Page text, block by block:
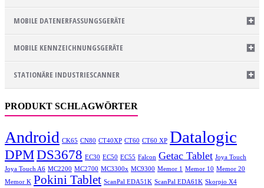
MOBILE DATENERFASSUNGSGERÄTE
MOBILE KENNZEICHNUNGSGERÄTE
STATIONÄRE INDUSTRIESCANNER
PRODUKT SCHLAGWÖRTER
Android CK65 CN80 CT40XP CT60 CT60 XP Datalogic
DPMDS3678 EC30 EC50 EC55 Falcon Getac Tablet Joya Touch
Joya Touch A6 MC2200 MC2700 MC3300x MC9300 Memor 1 Memor 10 Memor 20
Memor K Pokini Tablet ScanPal EDA51K ScanPal EDA61K Skorpio X4